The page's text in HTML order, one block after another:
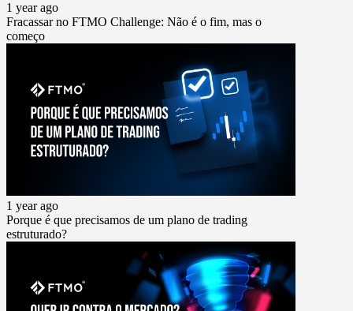
1 year ago
Fracassar no FTMO Challenge: Não é o fim, mas o
começo
1 year ago
Porque é que precisamos de um plano de trading
estruturado?